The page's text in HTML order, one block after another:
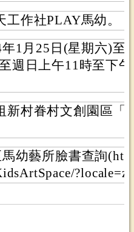
工作社PLAY馬幼。
1月25日(星期六)至
週日上午11時至下
新村眷村文創園區「
幼藝所臉書查詢